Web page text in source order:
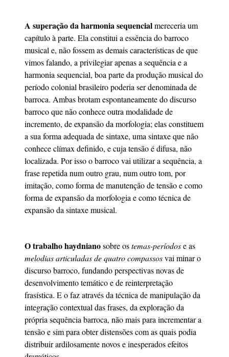
A superação da harmonia sequencialmereceria um
capítulo à parte. Ela constitui a essência do barroco
musical e, não fossem as demais características de que
vimos falando, a privilegiar apenas a sequência e a
harmonia sequencial, boa parte da produção musical do
período colonial brasileiro poderia ser denominada de
barroca. Ambas brotam espontaneamente do discurso
barroco que não conhece outra modalidade de
incremento, de expansão da morfologia; elas constituem
a sua forma adequada de sintaxe, uma sintaxe que não
conhece clímax definido, e cuja tensão é difusa, não
localizada. Por isso o barroco vai utilizar a sequência, a
frase repetida num outro grau, num outro tom, por
imitação, como forma de manutenção de tensão e como
forma de expansão da morfologia e como técnica de
expansão da sintaxe musical.
O trabalho haydnianosobre ostemas-períodose as
melodias articuladas de quatro compassosvai minar o
discurso barroco, fundando perspectivas novas de
desenvolvimento temático e de reinterpretação
frasística. E o faz através da técnica de manipulação da
integração contextual das frases, da exploração da
própria sequência barroca, não mais para incrementar a
tensão e sim para obter distensões com as quais podia
distribuir ardilosamente novos e inesperados efeitos